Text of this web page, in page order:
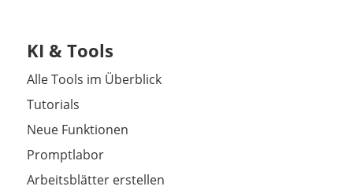
KI & Tools
Alle Tools im Überblick
Tutorials
Neue Funktionen
Promptlabor
Arbeitsblätter erstellen